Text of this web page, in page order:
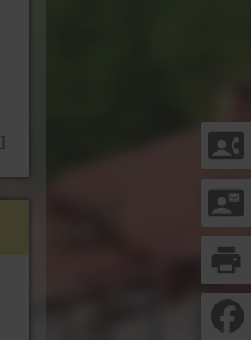
contact_phone
contact_mail
print
]